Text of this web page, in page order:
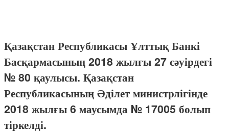
Қазақстан Республикасы Ұлттық Банкі
Басқармасының 2018 жылғы 27 сәуірдегі
№ 80 қаулысы. Қазақстан
Республикасының Әділет министрлігінде
2018 жылғы 6 маусымда № 17005 болып
тіркелді.